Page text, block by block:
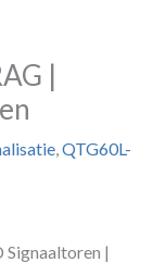
|
,QTG60L-
|